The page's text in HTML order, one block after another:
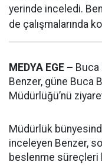
yerinde inceledi.
de çalışmalarında
MEDYA EGE – Buca
Benzer, güne Buca
Müdürlüğü’nü
Müdürlük
inceleyen Benzer,
beslenme süreçleri